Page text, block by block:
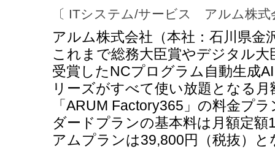
〔 ITシステム/サービス アルム株
アルム株式会社（本社：石川県金
これまで総務大臣賞やデジタル
受賞したNCプログラム自動生成
リーズがすべて使い放題となる
「ARUM Factory365」の料金プ
ダードプランの基本料は月額定
アムプランは39,800円（税抜）